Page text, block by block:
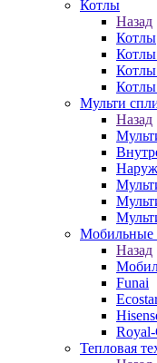
Котлы
Назад
Котлы
Котлы
Котлы
Котлы
Мульти
Назад
Мобильные
Назад
Funai
Тепловая